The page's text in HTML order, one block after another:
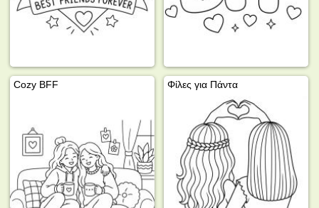
Cozy BFF Φίλες για Πάντα